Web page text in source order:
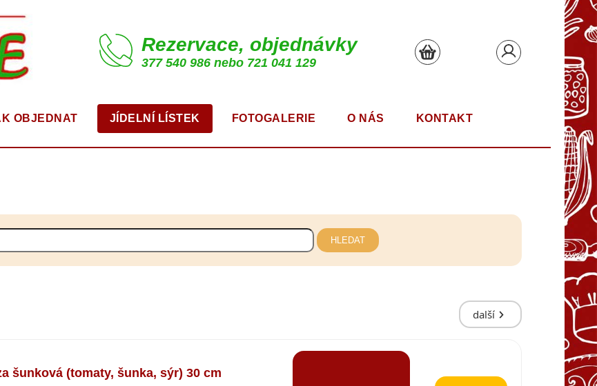
HLEDAT
další
šunková (tomaty, šunka, sýr) 30 cm
OBJEDNAT JÍDELNÍ LÍSTEK FOTOGALERIE O NÁS KONTAKT
Rezervace, objednávky
377 540 986 nebo 721 041 129